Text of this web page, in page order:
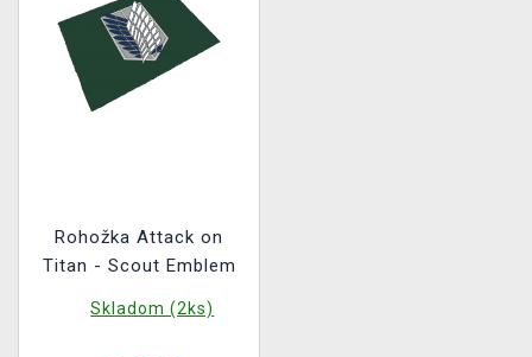
Rohožka Attack on
Titan - Scout Emblem
Skladom (2ks)